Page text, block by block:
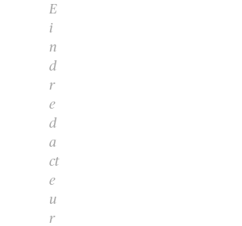
E
i
n
d
r
e
d
a
ct
e
u
r